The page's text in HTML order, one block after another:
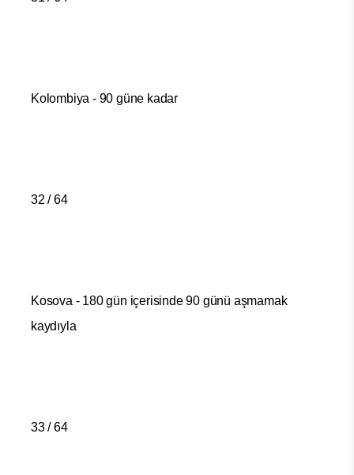
Kolombiya - 90 güne kadar
32 / 64
Kosova - 180 gün içerisinde 90 günü aşmamak
kaydıyla
33 / 64